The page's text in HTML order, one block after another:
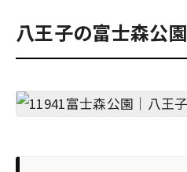
八王子の富士森公園